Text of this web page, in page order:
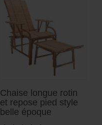
Chaise longue rotin
et repose pied style
belle époque